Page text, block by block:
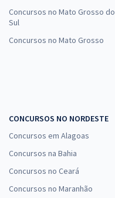
Concursos no Mato Grosso do
Sul
Concursos no Mato Grosso
CONCURSOS NO NORDESTE
Concursos em Alagoas
Concursos na Bahia
Concursos no Ceará
Concursos no Maranhão